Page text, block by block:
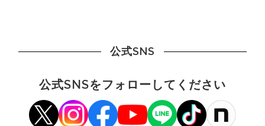
公式SNS
公式SNSをフォローしてください